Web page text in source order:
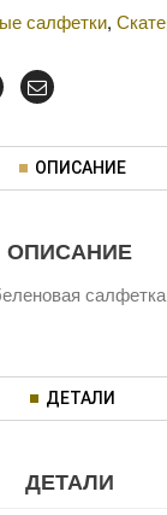
салфетки,
ОПИСАНИЕ
ОПИСАНИЕ
салфетка
ДЕТАЛИ
ДЕТАЛИ